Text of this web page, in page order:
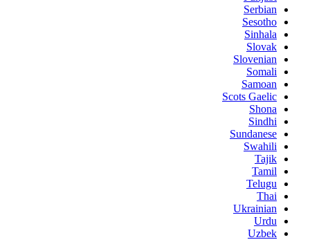
Serbian
Sesotho
Sinhala
Slovak
Slovenian
Somali
Samoan
Scots Gaelic
Shona
Sindhi
Sundanese
Swahili
Tajik
Tamil
Telugu
Thai
Ukrainian
Urdu
Uzbek